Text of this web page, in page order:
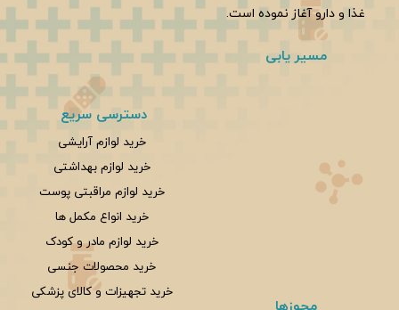
غذا و دارو آغاز نموده است.
مسیر یابی
مجوزها
دسترسی سریع
خرید لوازم آرایشی
خرید لوازم بهداشتی
خرید لوازم مراقبتی پوست
خرید انواع مکمل ها
خرید لوازم مادر و کودک
خرید محصولات جنسی
خرید تجهیزات و کالای پزشکی